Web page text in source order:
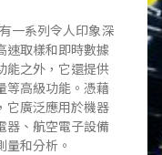
一系列令人印象深
速取樣和即時數據
能之外，它還提供
等高級功能。憑藉
它廣泛應用於機器
器、航空電子設備
和分析。